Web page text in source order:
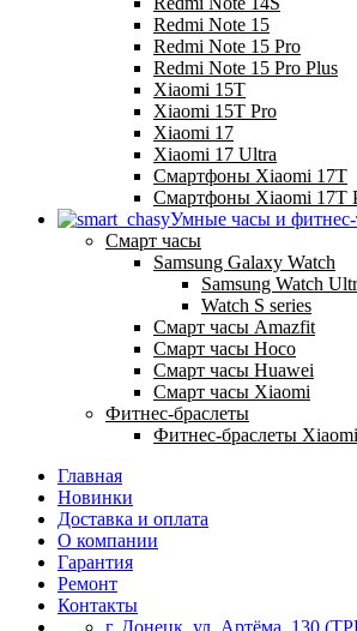
Redmi Note 15
Redmi Note 15 Pro
Redmi Note 15 Pro Plus
Xiaomi 15T
Xiaomi 15T Pro
Xiaomi 17
Xiaomi 17 Ultra
Смартфоны Xiaomi 17Т
Смартфоны Xiaomi 17Т
Умные часы и
Смарт часы
Samsung Galaxy Watch
Samsung Watch
Watch S series
Смарт часы Amazfit
Смарт часы Hoco
Смарт часы Huawei
Смарт часы Xiaomi
Фитнес-браслеты
Фитнес-браслеты Xiaomi
Главная
Новинки
Доставка и оплата
О компании
Гарантия
Ремонт
Контакты
г. Донецк, ул. Артёма, 130